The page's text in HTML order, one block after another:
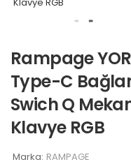
Rampage
Type-C
Swich Q
Klavye RGB
Marka: RAMPAGE